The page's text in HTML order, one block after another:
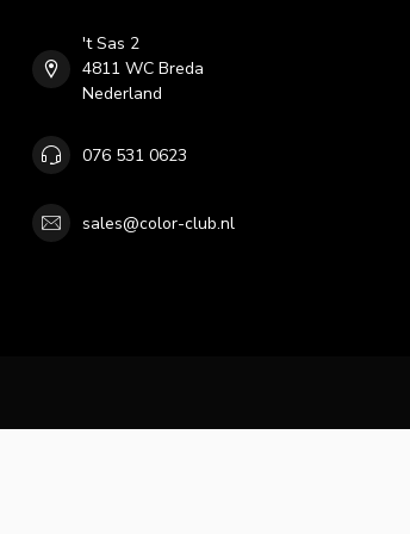
't Sas 2
4811 WC Breda
Nederland
076 531 0623
sales@color-club.nl